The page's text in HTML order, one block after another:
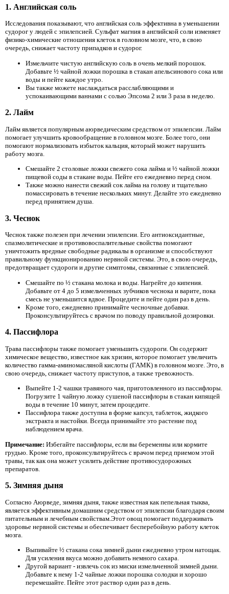
1. Английская соль
Исследования показывают, что английская соль эффективна в уменьшении
судорог у людей с эпилепсией. Сульфат магния в английской соли изменяет
физико-химические отношения клеток в головном мозге, что, в свою
очередь, снижает частоту припадков и судорог.
Измельчите чистую английскую соль в очень мелкий порошок.
Добавьте ½ чайной ложки порошка в стакан апельсинового сока или
воды и пейте каждое утро.
Вы также можете наслаждаться расслабляющими и
успокаивающими ваннами с солью Эпсома 2 или 3 раза в неделю.
2. Лайм
Лайм является популярным аюрведическим средством от эпилепсии. Лайм
помогает улучшить кровообращение в головном мозге. Более того, они
помогают нормализовать избыток кальция, который может нарушить
работу мозга.
Смешайте 2 столовые ложки свежего сока лайма и ½ чайной ложки
пищевой соды в стакане воды. Пейте его ежедневно перед сном.
Также можно нанести свежий сок лайма на голову и тщательно
помассировать в течение нескольких минут. Делайте это ежедневно
перед принятием душа.
3. Чеснок
Чеснок также полезен при лечении эпилепсии. Его антиоксидантные,
спазмолитические и противовоспалительные свойства помогают
уничтожить вредные свободные радикалы в организме и способствуют
правильному функционированию нервной системы. Это, в свою очередь,
предотвращает судороги и другие симптомы, связанные с эпилепсией.
Смешайте по ½ стакана молока и воды. Нагрейте до кипения.
Добавьте от 4 до 5 измельченных зубчиков чеснока и варите, пока
смесь не уменьшится вдвое. Процедите и пейте один раз в день.
Кроме того, ежедневно принимайте чесночные добавки.
Проконсультируйтесь с врачом по поводу правильной дозировки.
4. Пассифлора
Трава пассифлоры также помогает уменьшить судороги. Он содержит
химическое вещество, известное как хризин, которое помогает увеличить
количество гамма-аминомасляной кислоты (ГАМК) в головном мозге. Это, в
свою очередь, снижает частоту приступов, а также тревожность.
Выпейте 1-2 чашки травяного чая, приготовленного из пассифлоры.
Погрузите 1 чайную ложку сушеной пассифлоры в стакан кипящей
воды в течение 10 минут, затем процедите.
Пассифлора также доступна в форме капсул, таблеток, жидкого
экстракта и настойки. Всегда принимайте это растение под
наблюдением врача.
Примечание: Избегайте пассифлоры, если вы беременны или кормите
грудью. Кроме того, проконсультируйтесь с врачом перед приемом этой
травы, так как она может усилить действие противосудорожных
препаратов.
5. Зимняя дыня
Согласно Аюрведе, зимняя дыня, также известная как пепельная тыква,
является эффективным домашним средством от эпилепсии благодаря своим
питательным и лечебным свойствам.Этот овощ помогает поддерживать
здоровье нервной системы и обеспечивает бесперебойную работу клеток
мозга.
Выпивайте ½ стакана сока зимней дыни ежедневно утром натощак.
Для усиления вкуса можно добавить немного сахара.
Другой вариант - извлечь сок из миски измельченной зимней дыни.
Добавьте к нему 1-2 чайные ложки порошка солодки и хорошо
перемешайте. Пейте этот раствор один раз в день.